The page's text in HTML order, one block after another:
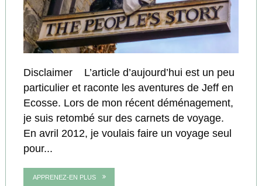
Disclaimer L’article d’aujourd’hui est un peu
particulier et raconte les aventures de Jeff en
Ecosse. Lors de mon récent déménagement,
je suis retombé sur des carnets de voyage.
En avril 2012, je voulais faire un voyage seul
pour...
APPRENEZ-EN PLUS